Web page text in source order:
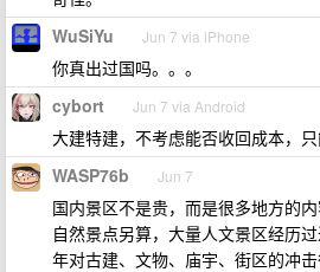
WuSiYu Jun 7 via iPhone
你真出过国吗。。。
cybort Jun 7 via Android
大建特建，不考虑能否收回成本，
WASP76b Jun 7
国内景区不是贵，而是很多地方的内
自然景点另算，大量人文景区经历
年对古建、文物、庙宇、街区的冲